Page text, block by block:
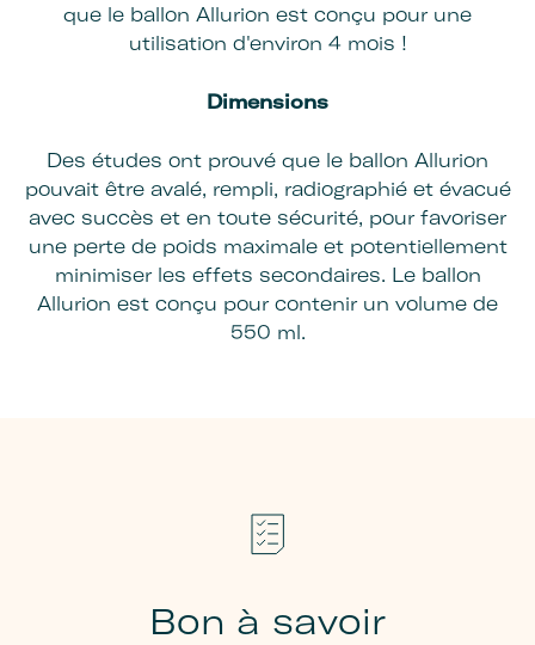
que le ballon Allurion est conçu pour une
utilisation d'environ 4 mois !
Dimensions
Des études ont prouvé que le ballon Allurion
pouvait être avalé, rempli, radiographié et évacué
avec succès et en toute sécurité, pour favoriser
une perte de poids maximale et potentiellement
minimiser les effets secondaires. Le ballon
Allurion est conçu pour contenir un volume de
550 ml.
Bon à savoir